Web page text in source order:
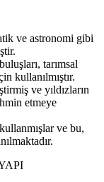
ve astronomi gibi
tarımsal
kullanılmıştır.
ve yıldızların
etmeye
ve bu,